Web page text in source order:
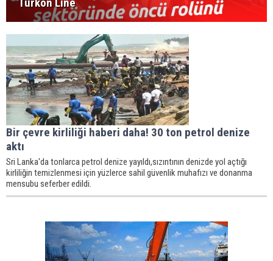
Turkon Line
Bir çevre kirliliği haberi daha! 30 ton petrol denize
aktı
Sri Lanka'da tonlarca petrol denize yayıldı,sızıntının denizde yol açtığı
kirliliğin temizlenmesi için yüzlerce sahil güvenlik muhafızı ve donanma
mensubu seferber edildi.